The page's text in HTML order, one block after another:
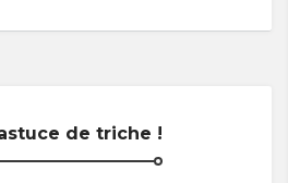
de triche !